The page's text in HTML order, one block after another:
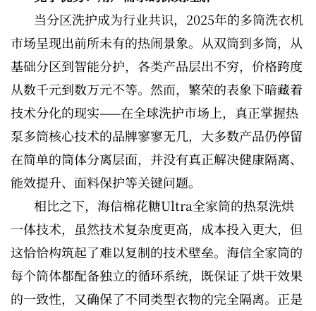
当分区洗护成为行业共识，2025年的多筒洗衣机
市场呈现出前所未有的热闹景象。从双筒到多筒，从
基础分区到智能分护，各类产品层出不穷，价格跨度
从数千元到数万元不等。然而，繁荣的表象下暗藏着
技术分化的现实——在全球洗护市场上，真正掌握热
泵多筒核心技术的品牌寥寥无几，大多数产品仍停留
在简单的筒体分离层面，并没有真正解决健康隔离、
能效提升、面料保护等关键问题。
相比之下，海信棉花糖Ultra全家筒的热泵洗烘
一体技术，虽然技术复杂度更高，成本投入更大，但
这恰恰构筑起了难以复制的技术壁垒。海信全家筒的
每个筒体都配备独立的循环系统，既保证了烘干效果
的一致性，又确保了不同类型衣物的完全隔离。正是